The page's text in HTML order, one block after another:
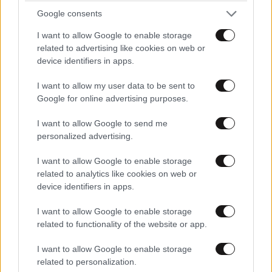
Google consents
I want to allow Google to enable storage
related to advertising like cookies on web or
device identifiers in apps.
I want to allow my user data to be sent to
Google for online advertising purposes.
I want to allow Google to send me
personalized advertising.
I want to allow Google to enable storage
related to analytics like cookies on web or
device identifiers in apps.
I want to allow Google to enable storage
related to functionality of the website or app.
I want to allow Google to enable storage
related to personalization.
Κρίμα και είναι όμορφο παιδί.... αλλά.....
Απαντήστε